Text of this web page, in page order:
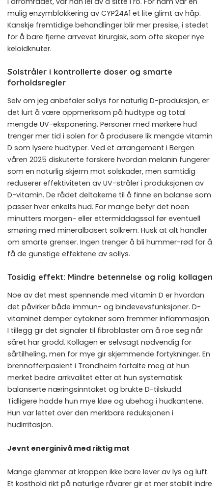
mulig enzymblokkering av CYP24A1 et lite glimt av håp.
Kanskje fremtidige behandlinger blir mer presise, i stedet
for å bare fjerne arrvevet kirurgisk, som ofte skaper nye
keloidknuter.
Solstråler i kontrollerte doser og smarte
forholdsregler
Selv om jeg anbefaler sollys for naturlig D-produksjon, er
det lurt å være oppmerksom på hudtype og total
mengde UV-eksponering. Personer med mørkere hud
trenger mer tid i solen for å produsere lik mengde vitamin
D som lysere hudtyper. Ved et arrangement i Bergen
våren 2025 diskuterte forskere hvordan melanin fungerer
som en naturlig skjerm mot solskader, men samtidig
reduserer effektiviteten av UV-stråler i produksjonen av
D-vitamin. De rådet deltakerne til å finne en balanse som
passer hver enkelts hud. For mange betyr det noen
minutters morgen- eller ettermiddagssol før eventuell
smøring med mineralbasert solkrem. Husk at alt handler
om smarte grenser. Ingen trenger å bli hummer-rød for å
få de gunstige effektene av sollys.
Tosidig effekt: Mindre betennelse og rolig kollagen
Noe av det mest spennende med vitamin D er hvordan
det påvirker både immun- og bindevevsfunksjoner. D-
vitaminet demper cytokiner som fremmer inflammasjon.
I tillegg gir det signaler til fibroblaster om å roe seg når
såret har grodd. Kollagen er selvsagt nødvendig for
sårtilheling, men for mye gir skjemmende fortykninger. En
brennofferpasient i Trondheim fortalte meg at hun
merket bedre arrkvalitet etter at hun systematisk
balanserte næringsinntaket og brukte D-tilskudd.
Tidligere hadde hun mye kløe og ubehag i hudkantene.
Hun var lettet over den merkbare reduksjonen i
hudirritasjon.
Jevnt energinivå med riktig mat
Mange glemmer at kroppen ikke bare lever av lys og luft.
Et kosthold rikt på naturlige råvarer gir et mer stabilt indre